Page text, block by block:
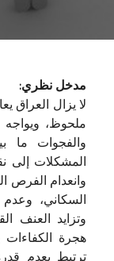
مدخل نظري:
لا يزال العراق
ملحوظ، ويواجه
والفجوات ما
المشكلات إلى
وانعدام الفرص
السكاني، وعدم
وتزايد العنف
هجرة